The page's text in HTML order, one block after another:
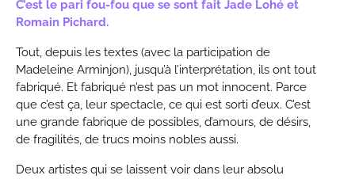
C’est le pari fou-fou que se sont fait Jade Lohé et
Romain Pichard.
Tout, depuis les textes (avec la participation de
Madeleine Arminjon), jusqu’à l’interprétation, ils ont tout
fabriqué. Et fabriqué n’est pas un mot innocent. Parce
que c’est ça, leur spectacle, ce qui est sorti d’eux. C’est
une grande fabrique de possibles, d’amours, de désirs,
de fragilités, de trucs moins nobles aussi.
Deux artistes qui se laissent voir dans leur absolu